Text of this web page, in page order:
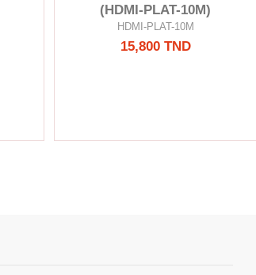
(HDMI-PLAT-10M)
HDMI-PLAT-10M
15,800 TND